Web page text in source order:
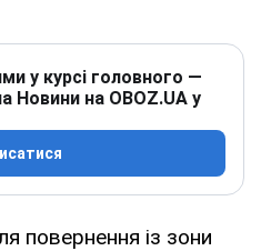
у курсі головного —
Новини на OBOZ.UA у
повернення із зони